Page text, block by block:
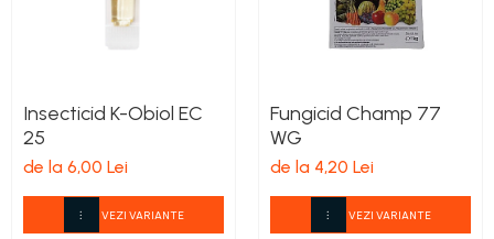
Insecticid K-Obiol EC
25
de la 6,00 Lei
VEZI VARIANTE
Fungicid Champ 77
WG
de la 4,20 Lei
VEZI VARIANTE